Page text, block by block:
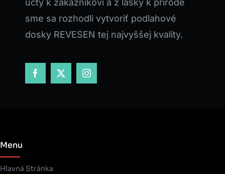
úcty k zákazníkovi a z lásky k prírode
sme sa rozhodli vytvoriť podlahové
dosky REVESEN tej najvyššej kvality.
Menu
Hlavná Stránka